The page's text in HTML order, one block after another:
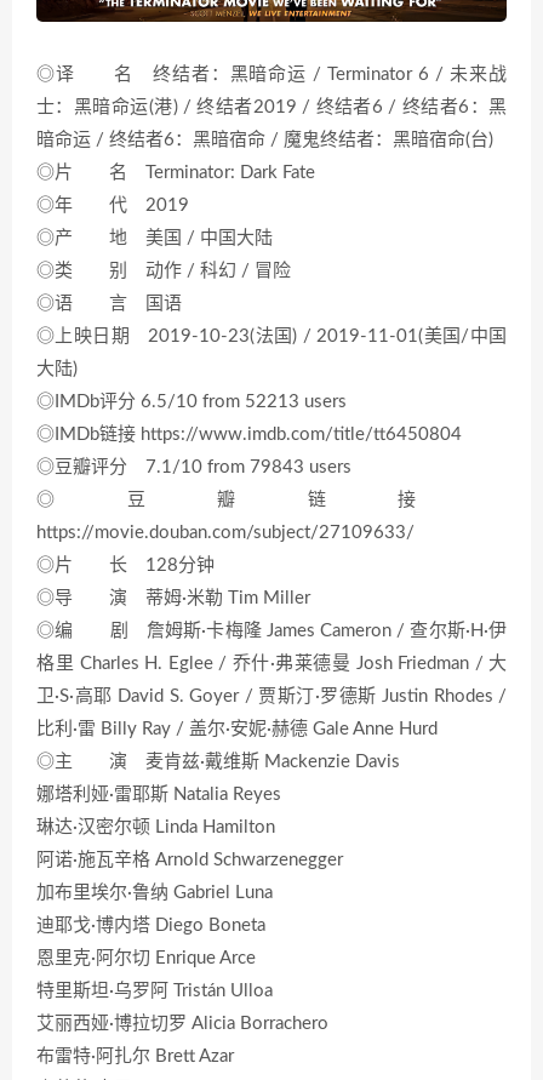
◎译 名 终结者：黑暗命运 / Terminator 6 / 未来战
士：黑暗命运(港) / 终结者2019 / 终结者6 / 终结者6：黑
暗命运 / 终结者6：黑暗宿命 / 魔鬼终结者：黑暗宿命(台)
◎片 名 Terminator: Dark Fate
◎年 代 2019
◎产 地 美国 / 中国大陆
◎类 别 动作 / 科幻 / 冒险
◎语 言 国语
◎上映日期 2019-10-23(法国) / 2019-11-01(美国/中国
大陆)
◎IMDb评分 6.5/10 from 52213 users
◎IMDb链接 https://www.imdb.com/title/tt6450804
◎豆瓣评分 7.1/10 from 79843 users
◎豆瓣链接
https://movie.douban.com/subject/27109633/
◎片 长 128分钟
◎导 演 蒂姆·米勒 Tim Miller
◎编 剧 詹姆斯·卡梅隆 James Cameron / 查尔斯·H·伊
格里 Charles H. Eglee / 乔什·弗莱德曼 Josh Friedman / 大
卫·S·高耶 David S. Goyer / 贾斯汀·罗德斯 Justin Rhodes /
比利·雷 Billy Ray / 盖尔·安妮·赫德 Gale Anne Hurd
◎主 演 麦肯兹·戴维斯 Mackenzie Davis
娜塔利娅·雷耶斯 Natalia Reyes
琳达·汉密尔顿 Linda Hamilton
阿诺·施瓦辛格 Arnold Schwarzenegger
加布里埃尔·鲁纳 Gabriel Luna
迪耶戈·博内塔 Diego Boneta
恩里克·阿尔切 Enrique Arce
特里斯坦·乌罗阿 Tristán Ulloa
艾丽西娅·博拉切罗 Alicia Borrachero
布雷特·阿扎尔 Brett Azar